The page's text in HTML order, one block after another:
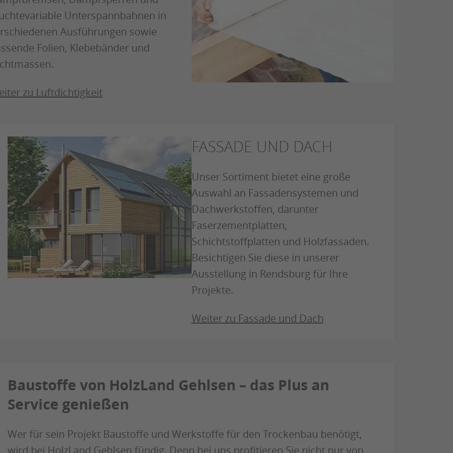
Unterspannbahnen in
Ausführungen sowie
Folien, Klebebänder und
zu Luftdichtigkeit
FASSADE UND DACH
Unser Sortiment bietet eine große
Auswahl an Fassadensystemen und
Dachwerkstoffen, darunter
Faserzementplatten,
Schichtstoffplatten und Holzfassaden.
Besichtigen Sie diese in unserer
Ausstellung in Rendsburg für Ihre
Projekte.
Weiter zu Fassade und Dach
Baustoffe von HolzLand Gehlsen – das Plus an
Service genießen
Wer für sein Projekt Baustoffe und Werkstoffe für den Trockenbau benötigt,
wird bei HolzLand Gehlsen fündig. Denn bei uns profitieren Sie nicht nur von